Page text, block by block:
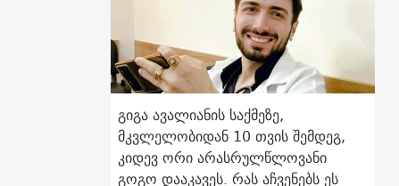
გიგა ავალიანის საქმეზე,
მკვლელობიდან 10 თვის შემდეგ,
კიდევ ორი არასრულწლოვანი
გოგო დააკავეს. რას აჩვენებს ეს